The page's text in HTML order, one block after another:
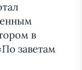
в
заветам